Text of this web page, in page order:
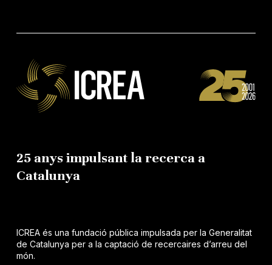
25 anys impulsant la recerca a
Catalunya
ICREA és una fundació pública impulsada per la Generalitat
de Catalunya per a la captació de recercaires d’arreu del
món.